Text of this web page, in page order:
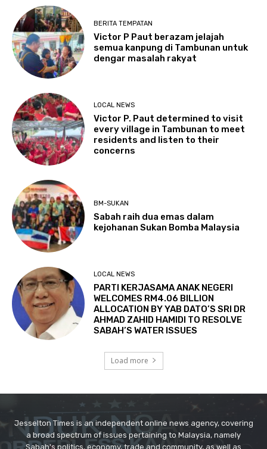
Jesselton Times is an independent online news agency, covering
a broad spectrum of issues pertaining to Malaysia, namely
Sabah's politics, economy, trade and community, as well as